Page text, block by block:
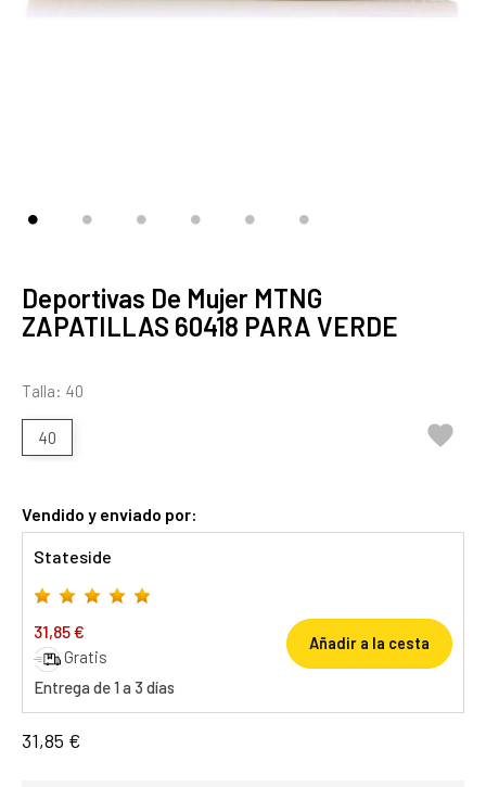
Deportivas De Mujer MTNG
ZAPATILLAS 60418 PARA VERDE
Talla: 40
40 
Vendido y enviado por:
Stateside
31,85 €
Gratis
Entrega de 1 a 3 días
Añadir a la cesta
31,85 €